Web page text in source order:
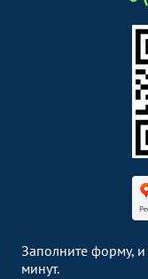
Заполните форму,
минут.